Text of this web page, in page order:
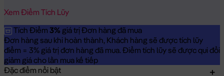
Xem Điểm Tích Lũy
Tích Điểm 3% giá trị Đơn hàng đã mua
Đơn hàng sau khi hoàn thành, Khách hàng sẽ được tích lũy
điểm = 3% giá trị đơn hàng đã mua. Điểm tích lũy sẽ được qui đổi
giảm giá cho lần mua kế tiếp
Đặc điểm nổi bật